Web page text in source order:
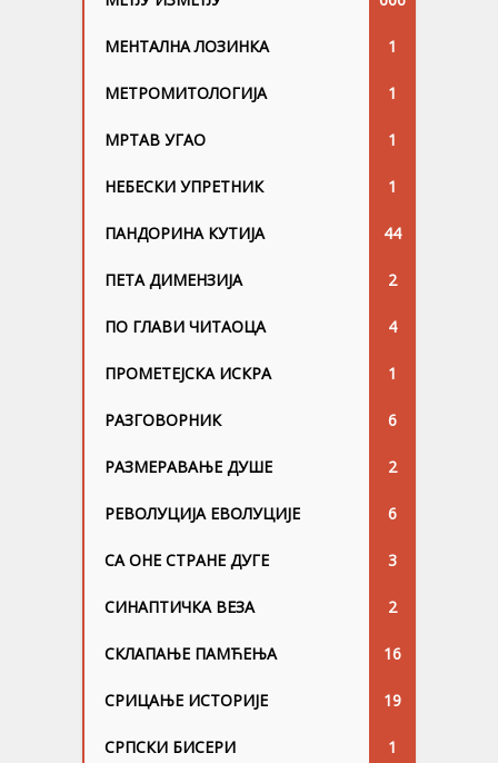
МЕНТАЛНА ЛОЗИНКА 1
МЕТРОМИТОЛОГИЈА 1
МРТАВ УГАО 1
НЕБЕСКИ УПРЕТНИК 1
ПАНДОРИНА КУТИЈА 44
ПЕТА ДИМЕНЗИЈА 2
ПО ГЛАВИ ЧИТАОЦА 4
ПРОМЕТЕЈСКА ИСКРА 1
РАЗГОВОРНИК 6
РАЗМЕРАВАЊЕ ДУШЕ 2
РЕВОЛУЦИЈА ЕВОЛУЦИЈЕ 6
СА ОНЕ СТРАНЕ ДУГЕ 3
СИНАПТИЧКА ВЕЗА 2
СКЛАПАЊЕ ПАМЋЕЊА 16
СРИЦАЊЕ ИСТОРИЈЕ 19
СРПСКИ БИСЕРИ 1